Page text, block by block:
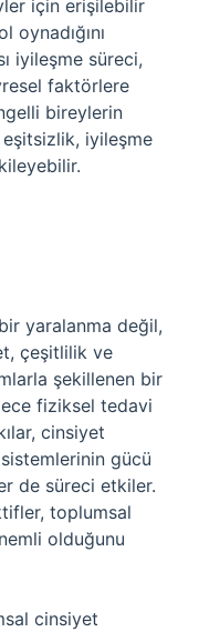
için erişilebilir
oynadığını
iyileşme süreci,
faktörlere
bireylerin
iyileşme
yaralanma değil,
çeşitlilik ve
şekillenen bir
fiziksel tedavi
cinsiyet
gücü
de süreci etkiler.
toplumsal
olduğunu
cinsiyet